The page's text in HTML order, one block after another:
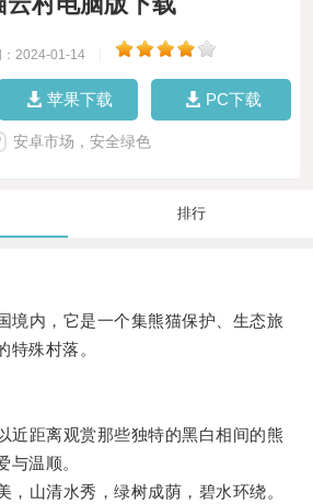
：2024-01-14
苹果下载 PC下载
安卓市场，安全绿色
排行
内，它是一个集熊猫保护、生态旅
特殊村落。
距离观赏那些独特的黑白相间的熊
与温顺。
山清水秀，绿树成荫，碧水环绕。